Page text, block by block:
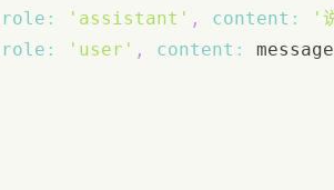
role : 'assistant' , content :
'
role : 'user' , content :